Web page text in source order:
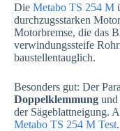
Die Metabo TS 254 M
durchzugsstarken
Motorbremse, die das
verwindungssteife
baustellentauglich.
Besonders gut: Der
Doppelklemmung und
der Sägeblattneigung.
Metabo TS 254 M Test.